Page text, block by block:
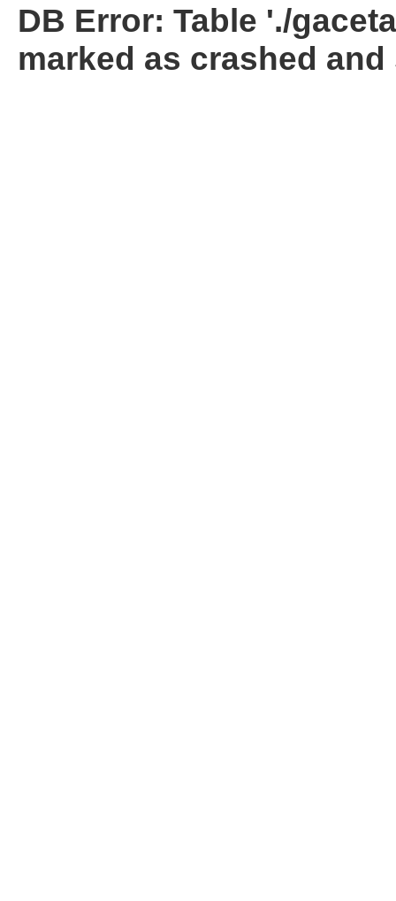
DB Error: Table './
marked as crashed